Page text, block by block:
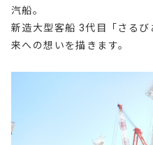
汽船。
新造大型客船 3代目「さる
来への想いを描きます。